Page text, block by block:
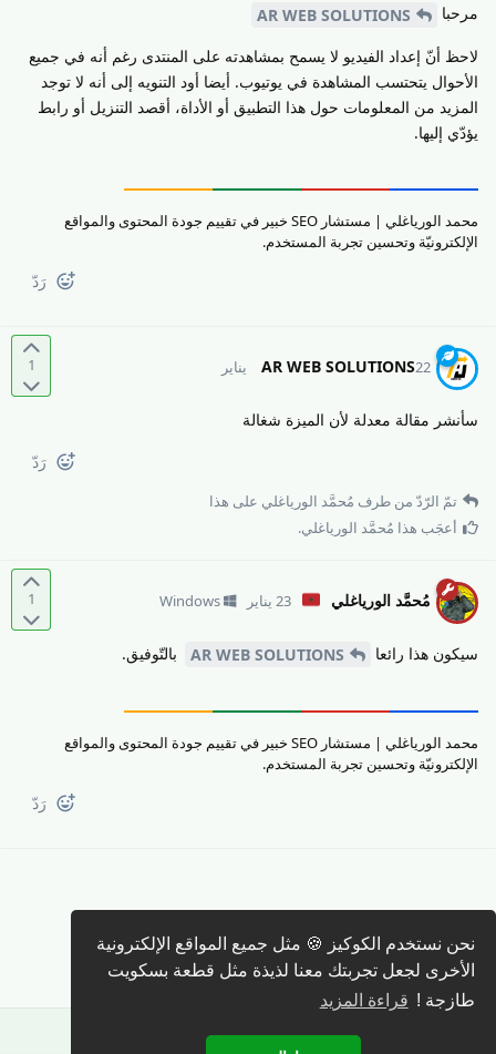
نحن نستخدم الكوكيز 🍪 مثل جميع المواقع الإلكترونية
الأخرى لجعل تجربتك معنا لذيذة مثل قطعة بسكويت
طازجة ! قراءة المزيد
مرحبا
AR WEB SOLUTIONS
لاحظ أنّ إعداد الفيديو لا يسمح بمشاهدته على المنتدى رغم أنه في جميع
الأحوال يتحتسب المشاهدة في يوتيوب. أيضا أود التنويه إلى أنه لا توجد
المزيد من المعلومات حول هذا التطبيق أو الأداة، أقصد التنزيل أو رابط
يؤدّي إليها.
محمد الورياغلي | مستشار SEO خبير في تقييم جودة المحتوى والمواقع
الإلكترونيّة وتحسين تجربة المستخدم.
رَدّ
1 AR WEB SOLUTIONS22 يناير
سأنشر مقالة معدلة لأن الميزة شغالة
رَدّ
تمّ الرّدّ من طرف مُحمَّد الورياغلي على هذا
أعجَب هذا مُحمَّد الورياغلي.
1 مُحمَّد الورياغلي 23 يناير Windows
سيكون هذا رائعا AR WEB SOLUTIONS بالتّوفيق.
محمد الورياغلي | مستشار SEO خبير في تقييم جودة المحتوى والمواقع
الإلكترونيّة وتحسين تجربة المستخدم.
رَدّ
كتابة رد 🖊️